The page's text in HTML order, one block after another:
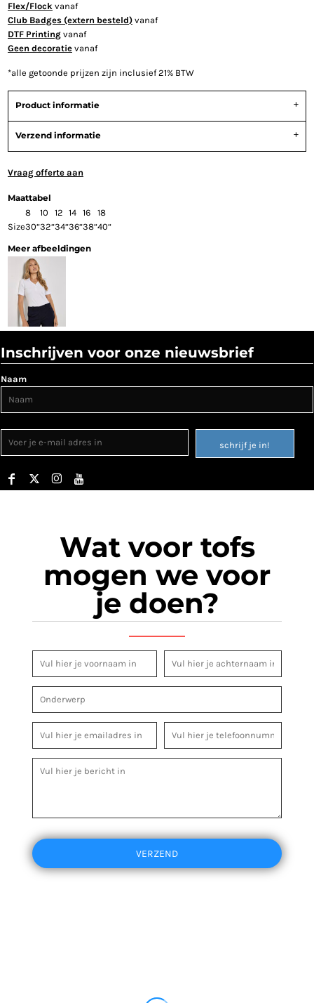
Flex/Flock vanaf
Club Badges (extern besteld) vanaf
DTF Printing vanaf
Geen decoratie vanaf
*alle getoonde prijzen zijn inclusief 21% BTW
Product informatie
Verzend informatie
Vraag offerte aan
Maattabel
8
10 12 14 16
18
Size30“32“34“36“38“40“
Meer afbeeldingen
Inschrijven voor onze nieuwsbrief
Naam
schrijf je in!
Wat voor tofs
mogen we voor
je doen?
VERZEND